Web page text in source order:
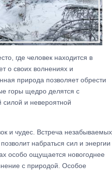
где человек находится в
о своих волнениях и
природа позволяет обрести
горы щедро делятся с
силой и невероятной
и чудес. Встреча незабываемых
набраться сил и энергии
особо ощущается новогоднее
с природой. Особое